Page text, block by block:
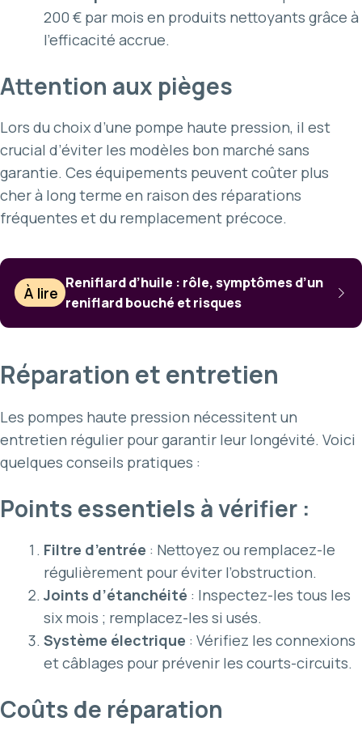
200 € par mois en produits nettoyants grâce à
l’efficacité accrue.
Attention aux pièges
Lors du choix d’une pompe haute pression, il est
crucial d’éviter les modèles bon marché sans
garantie. Ces équipements peuvent coûter plus
cher à long terme en raison des réparations
fréquentes et du remplacement précoce.
À lire
Reniflard d’huile : rôle, symptômes d’un
reniflard bouché et risques
Réparation et entretien
Les pompes haute pression nécessitent un
entretien régulier pour garantir leur longévité. Voici
quelques conseils pratiques :
Points essentiels à vérifier :
Filtre d’entrée : Nettoyez ou remplacez-le
régulièrement pour éviter l’obstruction.
Joints d’étanchéité : Inspectez-les tous les
six mois ; remplacez-les si usés.
Système électrique : Vérifiez les connexions
et câblages pour prévenir les courts-circuits.
Coûts de réparation